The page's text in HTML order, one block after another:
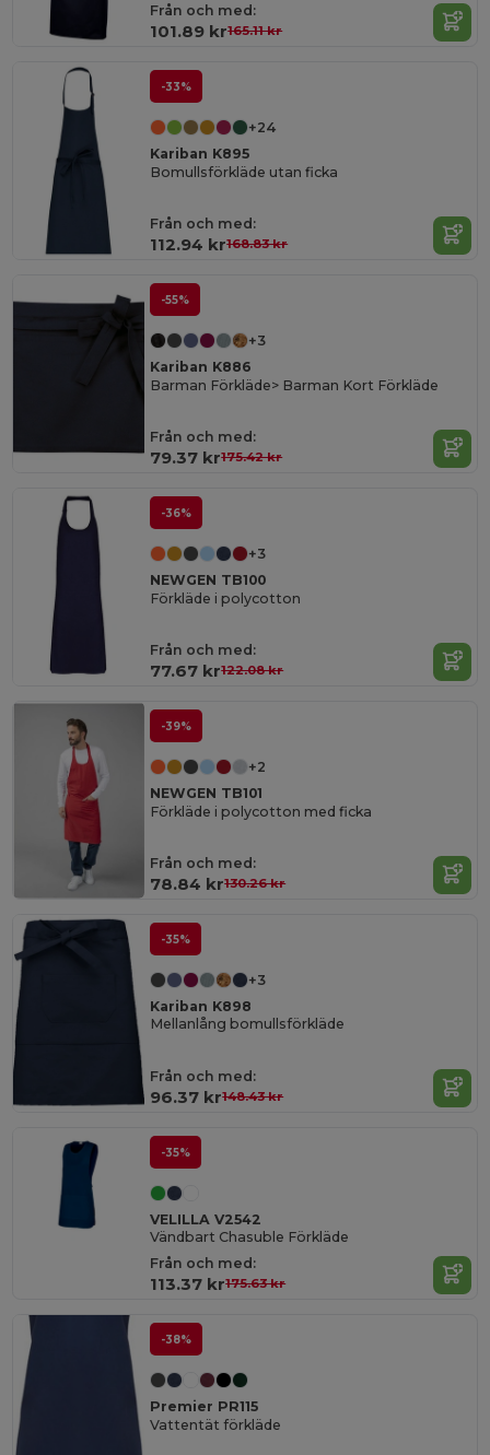
Från och med:
101.89 kr165.11 kr
-33%
+24
Kariban K895
Bomullsförkläde utan ficka
Från och med:
112.94 kr168.83 kr
-55%
+3
Kariban K886
Barman Förkläde> Barman Kort Förkläde
Från och med:
79.37 kr175.42 kr
-36%
+3
NEWGEN TB100
Förkläde i polycotton
Från och med:
77.67 kr122.08 kr
-39%
+2
NEWGEN TB101
Förkläde i polycotton med ficka
Från och med:
78.84 kr130.26 kr
-35%
+3
Kariban K898
Mellanlång bomullsförkläde
Från och med:
96.37 kr148.43 kr
-35%
VELILLA V2542
Vändbart Chasuble Förkläde
Från och med:
113.37 kr175.63 kr
-38%
Premier PR115
Vattentät förkläde